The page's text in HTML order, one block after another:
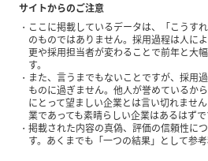
サイトからのご注意
ここに掲載しているデータは、「こうす
のものではありません。採用過程は人に
更や採用担当者が変わることで前年と大
す。
また、言うまでもないことですが、採用
ものに過ぎません。他人が誉めているか
にとって望ましい企業とは言い切れませ
業であっても素晴らしい企業はあるはずで
掲載された内容の真偽、評価の信頼性に
す。あくまでも「一つの結果」として参